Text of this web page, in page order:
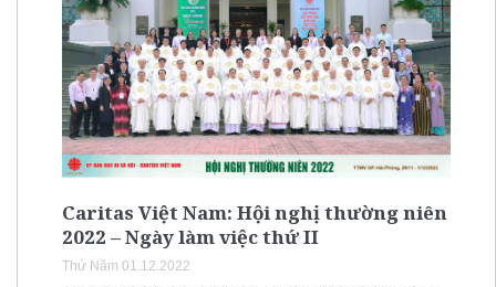
Caritas Việt Nam: Hội nghị thường niên
2022 – Ngày làm việc thứ II
Thứ Năm 01.12.2022